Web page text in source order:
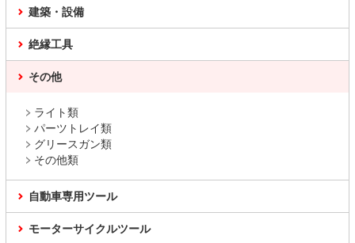
建築・設備
絶縁工具
その他
ライト類
パーツトレイ類
グリースガン類
その他類
自動車専用ツール
モーターサイクルツール